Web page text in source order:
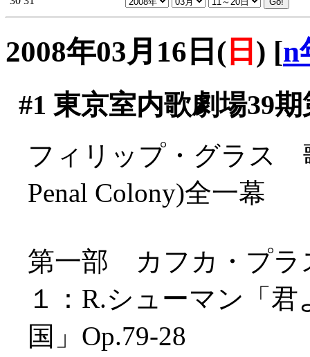
2008年03月16日( 日 ) [n
#1 東京室内歌劇場39
フィリップ・グラス
Penal Colony)全一幕
第一部 カフカ・プラ
１：R.シューマン「
国」Op.79-28